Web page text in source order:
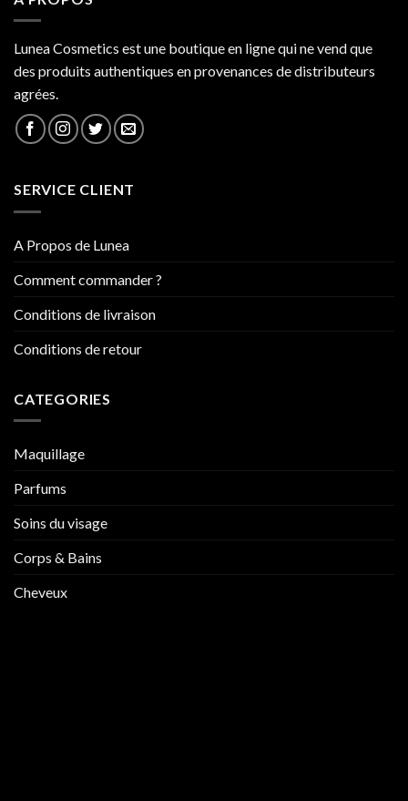
Lunea Cosmetics est une boutique en ligne qui ne vend que
des produits authentiques en provenances de distributeurs
agrées.
SERVICE CLIENT
A Propos de Lunea
Comment commander ?
Conditions de livraison
Conditions de retour
CATEGORIES
Maquillage
Parfums
Soins du visage
Corps & Bains
Cheveux